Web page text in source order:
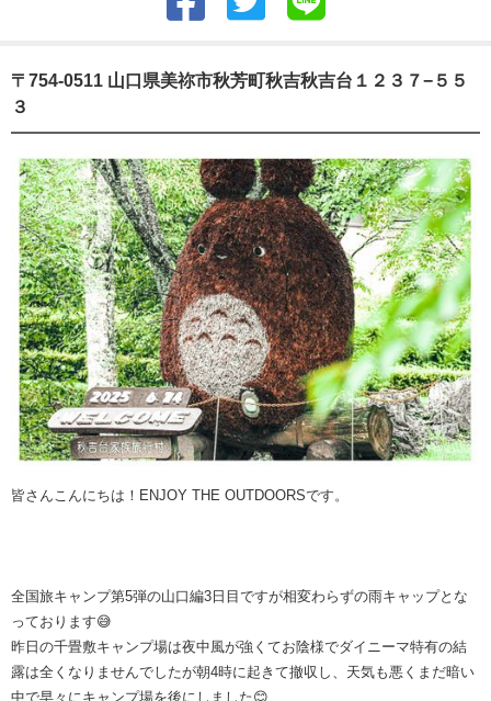
〒754-0511 山口県美祢市秋芳町秋吉秋吉台１２３７−５５
３
皆さんこんにちは！ENJOY THE OUTDOORSです。
全国旅キャンプ第5弾の山口編3日目ですが相変わらずの雨キャップとな
っております😅
昨日の千畳敷キャンプ場は夜中風が強くてお陰様でダイニーマ特有の結
露は全くなりませんでしたが朝4時に起きて撤収し、天気も悪くまだ暗い
中で早々にキャンプ場を後にしました😊